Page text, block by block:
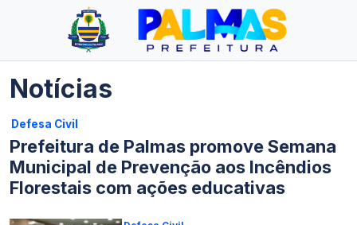
Notícias
Defesa Civil
Prefeitura de Palmas promove Semana
Municipal de Prevenção aos Incêndios
Florestais com ações educativas